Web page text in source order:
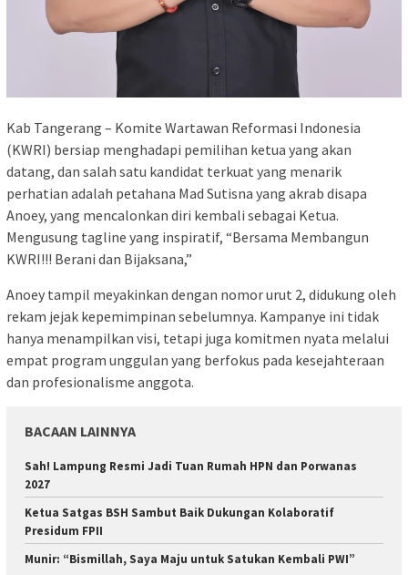
Kab Tangerang – Komite Wartawan Reformasi Indonesia
(KWRI) bersiap menghadapi pemilihan ketua yang akan
datang, dan salah satu kandidat terkuat yang menarik
perhatian adalah petahana Mad Sutisna yang akrab disapa
Anoey, yang mencalonkan diri kembali sebagai Ketua.
Mengusung tagline yang inspiratif, “Bersama Membangun
KWRI!!! Berani dan Bijaksana,”
Anoey tampil meyakinkan dengan nomor urut 2, didukung oleh
rekam jejak kepemimpinan sebelumnya. Kampanye ini tidak
hanya menampilkan visi, tetapi juga komitmen nyata melalui
empat program unggulan yang berfokus pada kesejahteraan
dan profesionalisme anggota.
BACAAN LAINNYA
Sah! Lampung Resmi Jadi Tuan Rumah HPN dan Porwanas
2027
Ketua Satgas BSH Sambut Baik Dukungan Kolaboratif
Presidum FPII
Munir: “Bismillah, Saya Maju untuk Satukan Kembali PWI”